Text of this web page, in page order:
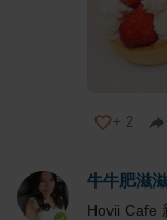
+ 2
牛牛肥滋滋
Hovii Cafe